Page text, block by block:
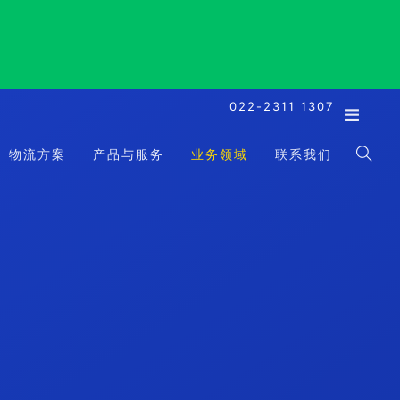
022-2311 1307
物流方案 产品与服务 业务领域 联系我们